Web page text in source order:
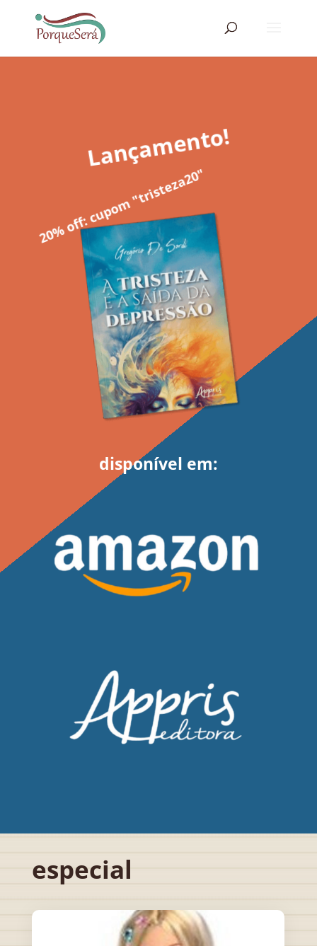
Lançamento!
20% off: cupom "tristeza20"
disponível em:
especial